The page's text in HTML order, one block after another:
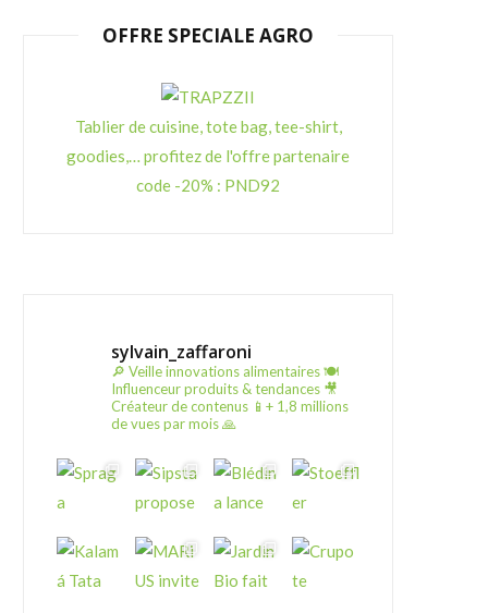
OFFRE SPECIALE AGRO
Tablier de cuisine, tote bag, tee-shirt,
goodies,… profitez de l'offre partenaire
code -20% : PND92
sylvain_zaffaroni
🔎 Veille innovations alimentaires🍽️
Influenceur produits & tendances 🎥
Créateur de contenus 📱+ 1,8 millions
de vues par mois 🙏